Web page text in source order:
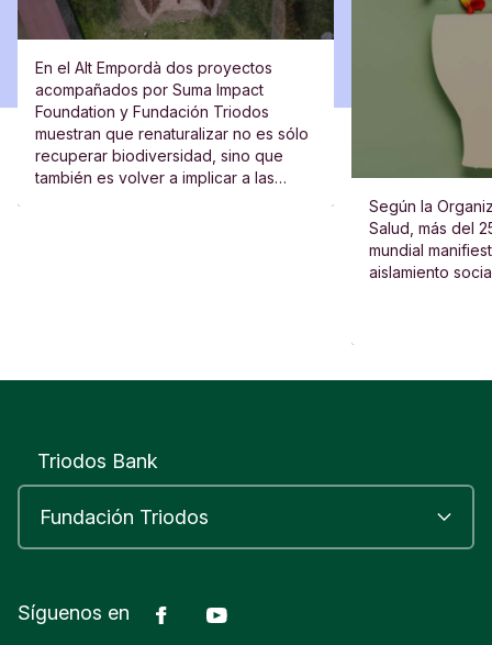
En el Alt Empordà dos proyectos
acompañados por Suma Impact
Foundation y Fundación Triodos
muestran que renaturalizar no es sólo
recuperar biodiversidad, sino que
también es volver a implicar a las
Según la
Salud, más del
mundial
aislamiento
Triodos Bank
Síguenos en Facebook